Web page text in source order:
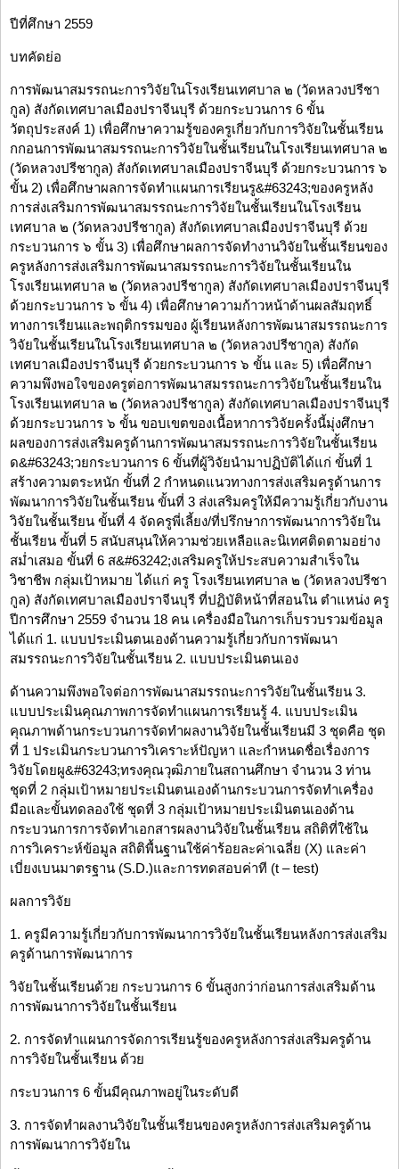
ปีที่ศึกษา 2559
บทคัดย่อ
การพัฒนาสมรรถนะการวิจัยในโรงเรียนเทศบาล ๒ (วัดหลวงปรีชา
กูล) สังกัดเทศบาลเมืองปราจีนบุรี ด้วยกระบวนการ 6 ขั้น
วัตถุประสงค์ 1) เพื่อศึกษาความรู้ของครูเกี่ยวกับการวิจัยในชั้นเรียน
กกอนการพัฒนาสมรรถนะการวิจัยในชั้นเรียนในโรงเรียนเทศบาล ๒
(วัดหลวงปรีชากูล) สังกัดเทศบาลเมืองปราจีนบุรี ด้วยกระบวนการ ๖
ขั้น 2) เพื่อศึกษาผลการจัดทําแผนการเรียนรู&#63243;ของครูหลัง
การส่งเสริมการพัฒนาสมรรถนะการวิจัยในชั้นเรียนในโรงเรียน
เทศบาล ๒ (วัดหลวงปรีชากูล) สังกัดเทศบาลเมืองปราจีนบุรี ด้วย
กระบวนการ ๖ ขั้น 3) เพื่อศึกษาผลการจัดทํางานวิจัยในชั้นเรียนของ
ครูหลังการส่งเสริมการพัฒนาสมรรถนะการวิจัยในชั้นเรียนใน
โรงเรียนเทศบาล ๒ (วัดหลวงปรีชากูล) สังกัดเทศบาลเมืองปราจีนบุรี
ด้วยกระบวนการ ๖ ขั้น 4) เพื่อศึกษาความก้าวหน้าด้านผลสัมฤทธิ์
ทางการเรียนและพฤติกรรมของ ผู้เรียนหลังการพัฒนาสมรรถนะการ
วิจัยในชั้นเรียนในโรงเรียนเทศบาล ๒ (วัดหลวงปรีชากูล) สังกัด
เทศบาลเมืองปราจีนบุรี ด้วยกระบวนการ ๖ ขั้น และ 5) เพื่อศึกษา
ความพึงพอใจของครูต่อการพัฒนาสมรรถนะการวิจัยในชั้นเรียนใน
โรงเรียนเทศบาล ๒ (วัดหลวงปรีชากูล) สังกัดเทศบาลเมืองปราจีนบุรี
ด้วยกระบวนการ ๖ ขั้น ขอบเขตของเนื้อหาการวิจัยครั้งนี้มุ่งศึกษา
ผลของการส่งเสริมครูด้านการพัฒนาสมรรถนะการวิจัยในชั้นเรียน
ด&#63243;วยกระบวนการ 6 ขั้นที่ผู้วิจัยนํามาปฏิบัติได้แก่ ขั้นที่ 1
สร้างความตระหนัก ขั้นที่ 2 กําหนดแนวทางการส่งเสริมครูด้านการ
พัฒนาการวิจัยในชั้นเรียน ขั้นที่ 3 ส่งเสริมครูให้มีความรู้เกี่ยวกับงาน
วิจัยในชั้นเรียน ขั้นที่ 4 จัดครูพี่เลี้ยง/ที่ปรึกษาการพัฒนาการวิจัยใน
ชั้นเรียน ขั้นที่ 5 สนับสนุนให้ความช่วยเหลือและนิเทศติดตามอย่าง
สม่ำเสมอ ขั้นที่ 6 ส&#63242;งเสริมครูให้ประสบความสําเร็จใน
วิชาชีพ กลุ่มเป้าหมาย ได้แก่ ครู โรงเรียนเทศบาล ๒ (วัดหลวงปรีชา
กูล) สังกัดเทศบาลเมืองปราจีนบุรี ที่ปฏิบัติหน้าที่สอนใน ตำแหน่ง ครู
ปีการศึกษา 2559 จํานวน 18 คน เครื่องมือในการเก็บรวบรวมข้อมูล
ได้แก่ 1. แบบประเมินตนเองด้านความรู้เกี่ยวกับการพัฒนา
สมรรถนะการวิจัยในชั้นเรียน 2. แบบประเมินตนเอง
ด้านความพึงพอใจต่อการพัฒนาสมรรถนะการวิจัยในชั้นเรียน 3.
แบบประเมินคุณภาพการจัดทําแผนการเรียนรู้ 4. แบบประเมิน
คุณภาพด้านกระบวนการจัดทําผลงานวิจัยในชั้นเรียนมี 3 ชุดคือ ชุด
ที่ 1 ประเมินกระบวนการวิเคราะห์ปัญหา และกําหนดชื่อเรื่องการ
วิจัยโดยผู&#63243;ทรงคุณวุฒิภายในสถานศึกษา จํานวน 3 ท่าน
ชุดที่ 2 กลุ่มเป้าหมายประเมินตนเองด้านกระบวนการจัดทําเครื่อง
มือและขั้นทดลองใช้ ชุดที่ 3 กลุ่มเป้าหมายประเมินตนเองด้าน
กระบวนการการจัดทําเอกสารผลงานวิจัยในชั้นเรียน สถิติที่ใช้ใน
การวิเคราะห์ข้อมูล สถิติพื้นฐานใช้ค่าร้อยละค่าเฉลี่ย (X) และค่า
เบี่ยงเบนมาตรฐาน (S.D.)และการทดสอบค่าที (t – test)
ผลการวิจัย
1. ครูมีความรู้เกี่ยวกับการพัฒนาการวิจัยในชั้นเรียนหลังการส่งเสริม
ครูด้านการพัฒนาการ
วิจัยในชั้นเรียนด้วย กระบวนการ 6 ขั้นสูงกว่าก่อนการส่งเสริมด้าน
การพัฒนาการวิจัยในชั้นเรียน
2. การจัดทําแผนการจัดการเรียนรู้ของครูหลังการส่งเสริมครูด้าน
การวิจัยในชั้นเรียน ด้วย
กระบวนการ 6 ขั้นมีคุณภาพอยู่ในระดับดี
3. การจัดทําผลงานวิจัยในชั้นเรียนของครูหลังการส่งเสริมครูด้าน
การพัฒนาการวิจัยใน